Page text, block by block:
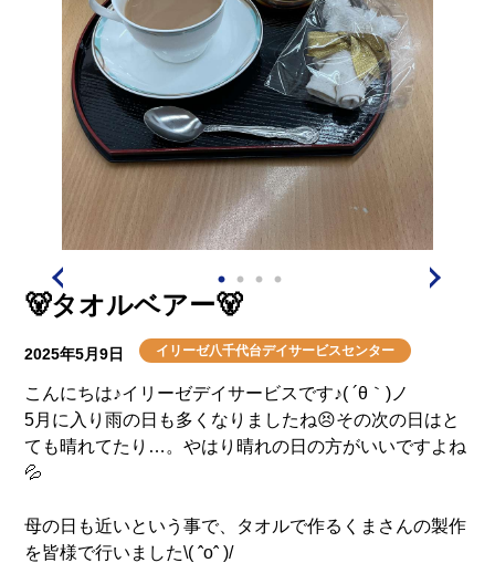
🐻タオルベアー🐻
2025年5月9日 イリーゼ八千代台デイサービスセンター
こんにちは♪イリーゼデイサービスです♪( ´θ｀)ノ
5月に入り雨の日も多くなりましたね😣その次の日はと
ても晴れてたり…。やはり晴れの日の方がいいですよね
💦
母の日も近いという事で、タオルで作るくまさんの製作
を皆様で行いました\( ˆoˆ )/